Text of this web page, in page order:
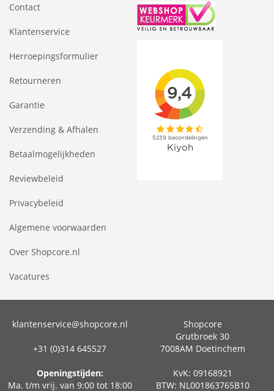
Contact
Klantenservice
Herroepingsformulier
Retourneren
Garantie
Verzending & Afhalen
Betaalmogelijkheden
Reviewbeleid
Privacybeleid
Algemene voorwaarden
Over Shopcore.nl
Vacatures
klantenservice@shopcore.nl
+31 (0)314 645527
Openingstijden:
Ma. t/m vrij. van 9:00 tot 18:00
Shopcore
Grutbroek 30
7008AM Doetinchem
KvK: 09168921
BTW: NL001863765B10